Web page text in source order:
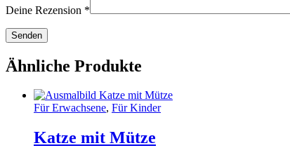
Deine Rezension *
Ähnliche Produkte
Für Erwachsene, Für Kinder
Katze mit Mütze